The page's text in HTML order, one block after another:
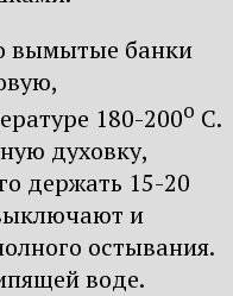
вымытые банки
180-200о С.
духовку,
держать 15-20
и
остывания.
воде.